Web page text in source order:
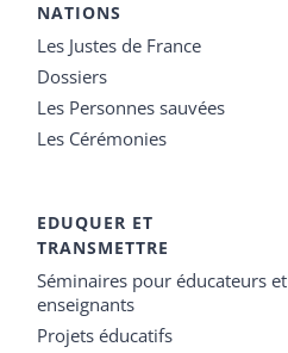
NATIONS
Les Justes de France
Dossiers
Les Personnes sauvées
Les Cérémonies
EDUQUER ET
TRANSMETTRE
Séminaires pour éducateurs et
enseignants
Projets éducatifs